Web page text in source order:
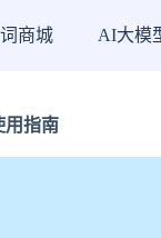
商城 AI大模
指南